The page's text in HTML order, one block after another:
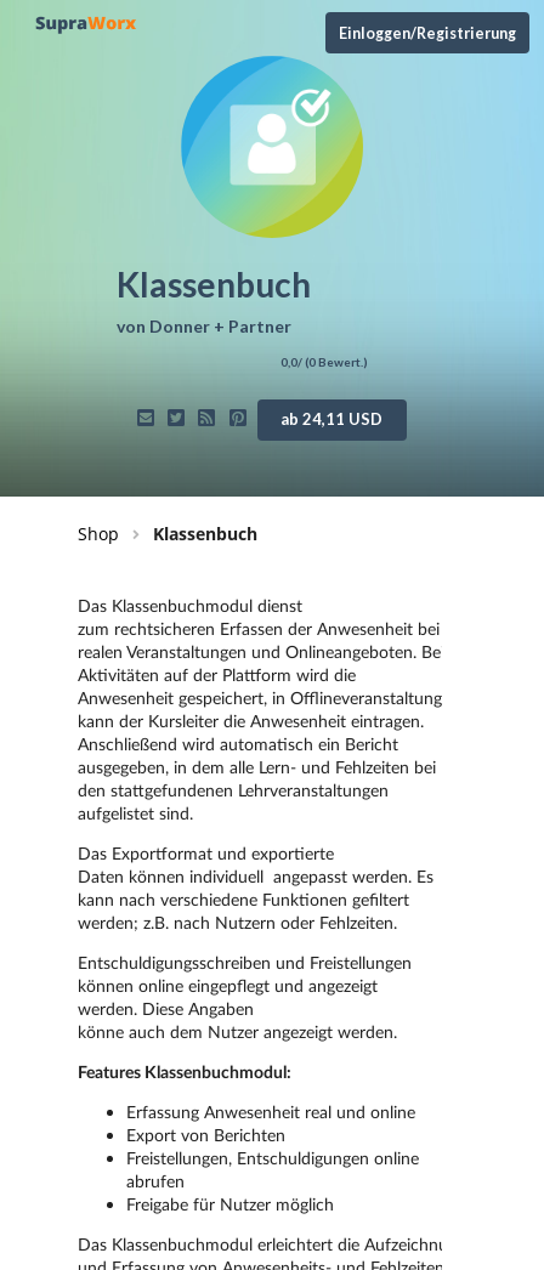
Einloggen/Registrierung
Klassenbuch
von Donner + Partner
0,0/ (0Bewert.)
ab 24,11 USD
Shop Klassenbuch